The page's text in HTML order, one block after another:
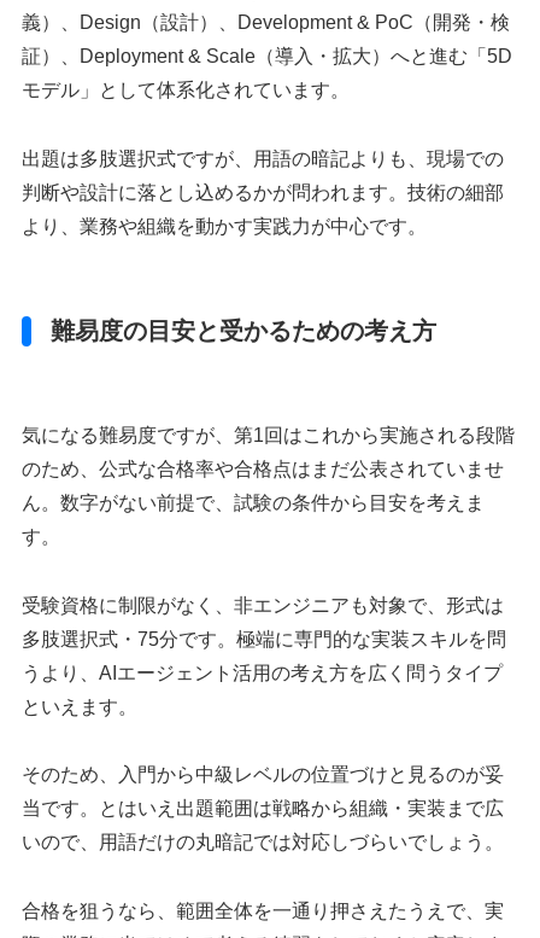
義）、Design（設計）、Development & PoC（開発・検
証）、Deployment & Scale（導入・拡大）へと進む「5D
モデル」として体系化されています。
出題は多肢選択式ですが、用語の暗記よりも、現場での
判断や設計に落とし込めるかが問われます。技術の細部
より、業務や組織を動かす実践力が中心です。
難易度の目安と受かるための考え方
気になる難易度ですが、第1回はこれから実施される段階
のため、公式な合格率や合格点はまだ公表されていませ
ん。数字がない前提で、試験の条件から目安を考えま
す。
受験資格に制限がなく、非エンジニアも対象で、形式は
多肢選択式・75分です。極端に専門的な実装スキルを問
うより、AIエージェント活用の考え方を広く問うタイプ
といえます。
そのため、入門から中級レベルの位置づけと見るのが妥
当です。とはいえ出題範囲は戦略から組織・実装まで広
いので、用語だけの丸暗記では対応しづらいでしょう。
合格を狙うなら、範囲全体を一通り押さえたうえで、実